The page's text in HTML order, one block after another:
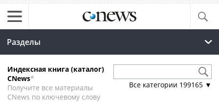
Разделы
Индексная книга (каталог)
CNews*
Получите все материалы
CNews по ключевому слову
Все категории 199165 ▼